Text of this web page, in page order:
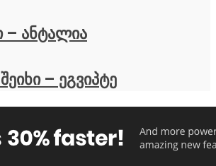
ანტალია
– ეგვიპტე